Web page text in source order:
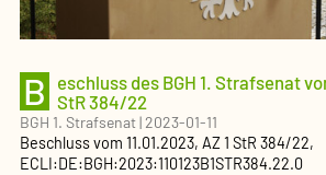
B
eschluss des BGH 1. Strafsenat
StR 384/22
BGH 1. Strafsenat|2023-01-11
Beschlussvom 11.01.2023, AZ1 StR 384/22,
ECLI:DE:BGH:2023:110123B1STR384.22.0